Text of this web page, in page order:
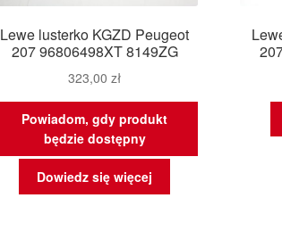
Lewe lusterko KGZD Peugeot
207 96806498XT 8149ZG
323,00zł
Powiadom, gdy produkt
będzie dostępny
Dowiedz się więcej